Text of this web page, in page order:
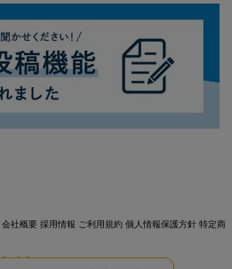
会社概要 採用情報 ご利用規約 個人情報保護方針 特定商